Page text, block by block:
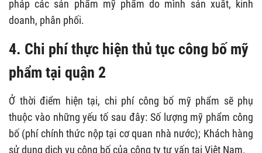
pháp các sản phẩm mỹ phẩm do mình sản xuất, kinh
doanh, phân phối.
4. Chi phí thực hiện thủ tục công bố mỹ
phẩm tại quận 2
Ở thời điểm hiện tại, chi phí công bố mỹ phẩm sẽ phụ
thuộc vào những yếu tố sau đây: Số lượng mỹ phẩm công
bố (phí chính thức nộp tại cơ quan nhà nước); Khách hàng
sử dụng dịch vụ công bố của công ty tư vấn tại Việt Nam.